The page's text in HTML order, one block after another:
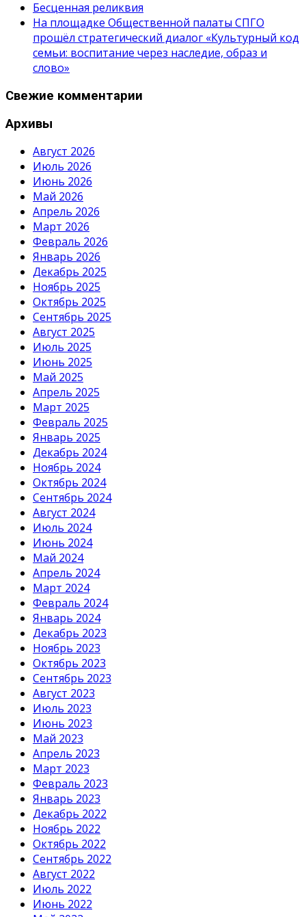
Бесценная реликвия
На площадке Общественной палаты СПГО
прошёл стратегический диалог «Культурный код
семьи: воспитание через наследие, образ и
слово»
Свежие комментарии
Архивы
Август 2026
Июль 2026
Июнь 2026
Май 2026
Апрель 2026
Март 2026
Февраль 2026
Январь 2026
Декабрь 2025
Ноябрь 2025
Октябрь 2025
Сентябрь 2025
Август 2025
Июль 2025
Июнь 2025
Май 2025
Апрель 2025
Март 2025
Февраль 2025
Январь 2025
Декабрь 2024
Ноябрь 2024
Октябрь 2024
Сентябрь 2024
Август 2024
Июль 2024
Июнь 2024
Май 2024
Апрель 2024
Март 2024
Февраль 2024
Январь 2024
Декабрь 2023
Ноябрь 2023
Октябрь 2023
Сентябрь 2023
Август 2023
Июль 2023
Июнь 2023
Май 2023
Апрель 2023
Март 2023
Февраль 2023
Январь 2023
Декабрь 2022
Ноябрь 2022
Октябрь 2022
Сентябрь 2022
Август 2022
Июль 2022
Июнь 2022